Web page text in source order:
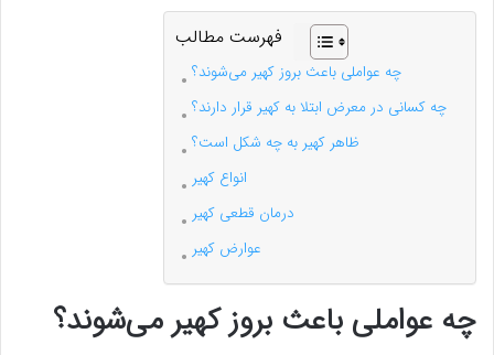
فهرست مطالب
چه عواملی باعث بروز کهیر می‌شوند؟
چه کسانی در معرض ابتلا به کهیر قرار دارند؟
ظاهر کهیر به چه شکل است؟
انواع کهیر
درمان قطعی کهیر
عوارض کهیر
چه عواملی باعث بروز کهیر می‌شوند؟